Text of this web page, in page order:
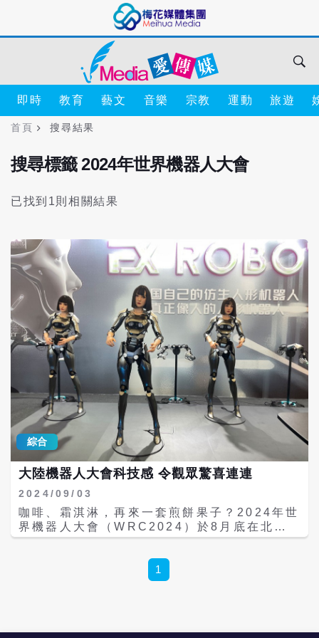
即時 教育 藝文 音樂 宗教 運動 旅遊
首頁 搜尋結果
搜尋標籤 2024年世界機器人大會
已找到1則相關結果
綜合
大陸機器人大會科技感 令觀眾驚喜連連
2024/09/03
咖啡、霜淇淋，再來一套煎餅果子？2024年世
界機器人大會（WRC2024）於8月底在北京
舉行，與生活息息相關的機器人，吸引大量大
陸觀眾圍觀、體驗。據官方統計，此次大會共
迎來超30萬人次觀展。 取杯、落冰、泵水、
磨豆、萃取、打奶泡、出杯，機器人揮動機械
1